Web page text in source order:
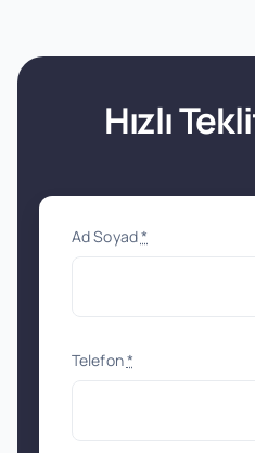
Hızlı
Ad Soyad*
Telefon*